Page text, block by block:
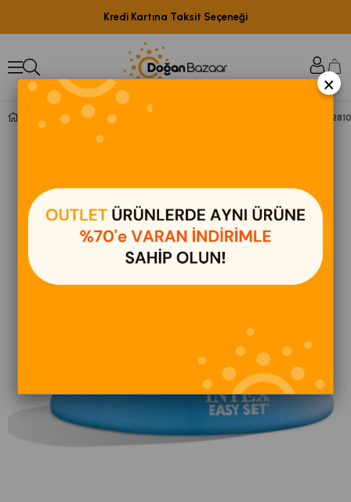
Kredi Kartına Taksit Seçeneği
Intex Easy Kolay Kurulum Mavi Renkli Havuz 244x61 cm
×